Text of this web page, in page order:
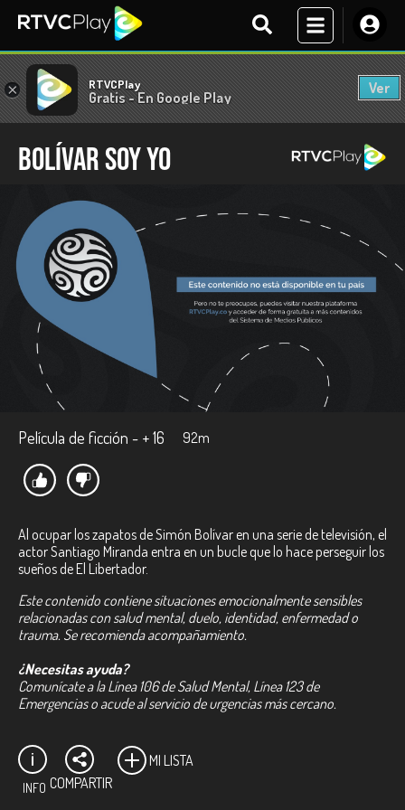
× RTVCPlay
Gratis - En Google Play
Ver
Bolívar soy yo
Película de ficción - + 16 92m
Al ocupar los zapatos de Simón Bolívar en una serie de televisión, el
actor Santiago Miranda entra en un bucle que lo hace perseguir los
sueños de El Libertador.
Este contenido contiene situaciones emocionalmente sensibles
relacionadas con salud mental, duelo, identidad, enfermedad o
trauma. Se recomienda acompañamiento.
¿Necesitas ayuda?
Comunícate a la Línea 106 de Salud Mental, Línea 123 de
Emergencias o acude al servicio de urgencias más cercano.
INFO COMPARTIR
MI LISTA